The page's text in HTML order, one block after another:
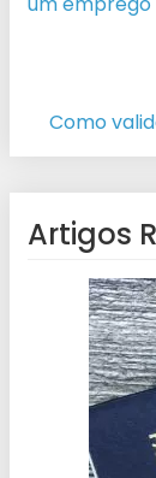
Como
Artigos